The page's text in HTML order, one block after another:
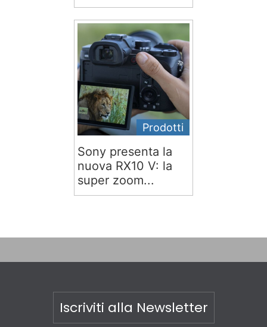
Prodotti
Sony presenta la
nuova RX10 V: la
super zoom...
Iscriviti alla Newsletter